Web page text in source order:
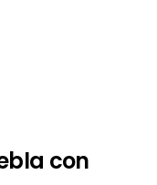
con